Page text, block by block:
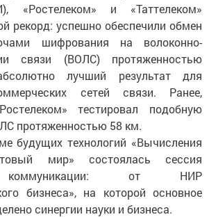
«Ростелеком» и «Таттелеком»
рекорд: успешно обеспечили обмен
шифрования на волоконно-
связи (ВОЛС) протяженностью
лучший результат для
сетей связи. Ранее,
тестировал подобную
протяженностью 58 км.
будущих технологий «Вычисления
мир» состоялась сессия
коммуникации: от НИР
бизнеса», на которой основное
синергии науки и бизнеса.